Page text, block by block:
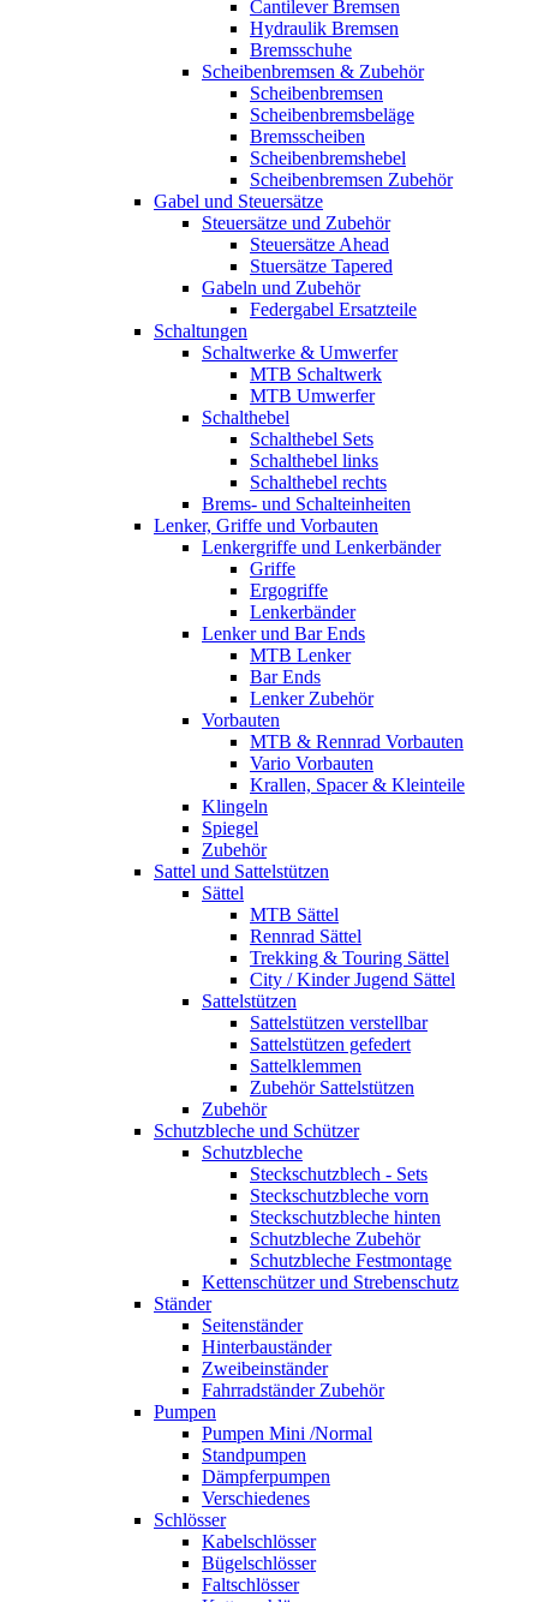
Cantilever Bremsen
Hydraulik Bremsen
Bremsschuhe
Scheibenbremsen & Zubehör
Scheibenbremsen
Scheibenbremsbeläge
Bremsscheiben
Scheibenbremshebel
Scheibenbremsen Zubehör
Gabel und Steuersätze
Steuersätze und Zubehör
Steuersätze Ahead
Stuersätze Tapered
Gabeln und Zubehör
Federgabel Ersatzteile
Schaltungen
Schaltwerke & Umwerfer
MTB Schaltwerk
MTB Umwerfer
Schalthebel
Schalthebel Sets
Schalthebel links
Schalthebel rechts
Brems- und Schalteinheiten
Lenker, Griffe und Vorbauten
Lenkergriffe und Lenkerbänder
Griffe
Ergogriffe
Lenkerbänder
Lenker und Bar Ends
MTB Lenker
Bar Ends
Lenker Zubehör
Vorbauten
MTB & Rennrad Vorbauten
Vario Vorbauten
Krallen, Spacer & Kleinteile
Klingeln
Spiegel
Zubehör
Sattel und Sattelstützen
Sättel
MTB Sättel
Rennrad Sättel
Trekking & Touring Sättel
City / Kinder Jugend Sättel
Sattelstützen
Sattelstützen verstellbar
Sattelstützen gefedert
Sattelklemmen
Zubehör Sattelstützen
Zubehör
Schutzbleche und Schützer
Schutzbleche
Steckschutzblech - Sets
Steckschutzbleche vorn
Steckschutzbleche hinten
Schutzbleche Zubehör
Schutzbleche Festmontage
Kettenschützer und Strebenschutz
Ständer
Seitenständer
Hinterbauständer
Zweibeinständer
Fahrradständer Zubehör
Pumpen
Pumpen Mini /Normal
Standpumpen
Dämpferpumpen
Verschiedenes
Schlösser
Kabelschlösser
Bügelschlösser
Faltschlösser